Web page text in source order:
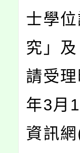
士學
究」
請受
年3月
資訊